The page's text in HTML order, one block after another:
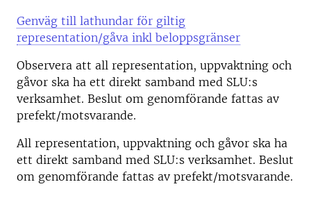
Genväg till lathundar för giltig
representation/gåva inkl beloppsgränser
Observera att all representation, uppvaktning och
gåvor ska ha ett direkt samband med SLU:s
verksamhet. Beslut om genomförande fattas av
prefekt/motsvarande.
All representation, uppvaktning och gåvor ska ha
ett direkt samband med SLU:s verksamhet. Beslut
om genomförande fattas av prefekt/motsvarande.